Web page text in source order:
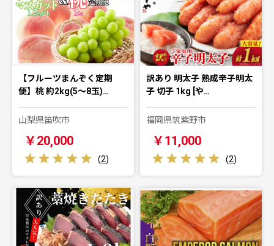
【フルーツまんぞく定期
便】桃 約2kg(5～8玉)…
山梨県笛吹市
￥20,000
(2)
訳あり 明太子 熟成辛子明太
子 切子 1kg [や…
福岡県筑紫野市
￥11,000
(2)